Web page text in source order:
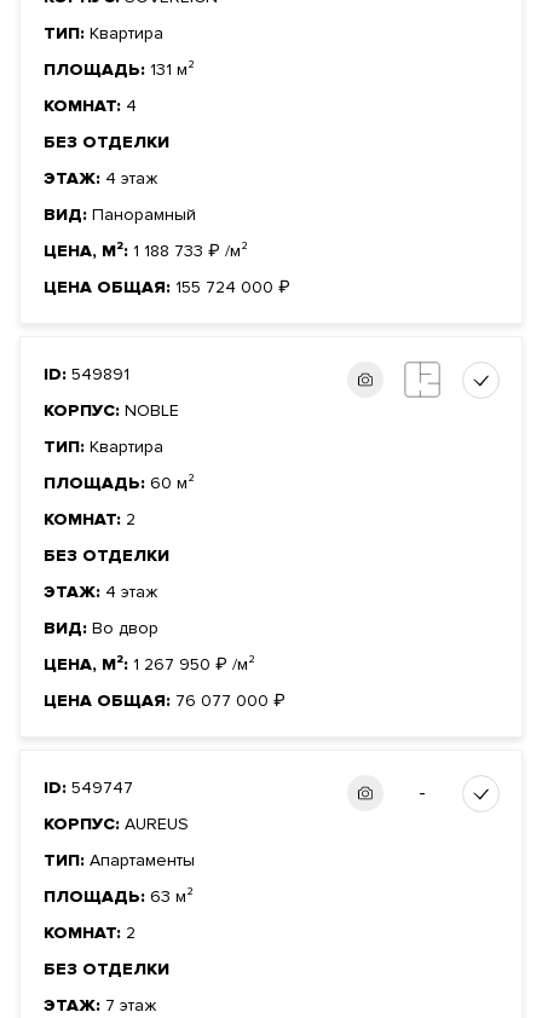
ТИП: Квартира
ПЛОЩАДЬ: 131 м²
КОМНАТ: 4
БЕЗ ОТДЕЛКИ
ЭТАЖ: 4 этаж
ВИД: Панорамный
ЦЕНА, М²: 1 188 733 ₽ /м²
ЦЕНА ОБЩАЯ: 155 724 000 ₽
ID: 549891
КОРПУС: NOBLE
ТИП: Квартира
ПЛОЩАДЬ: 60 м²
КОМНАТ: 2
БЕЗ ОТДЕЛКИ
ЭТАЖ: 4 этаж
ВИД: Во двор
ЦЕНА, М²: 1 267 950 ₽ /м²
ЦЕНА ОБЩАЯ: 76 077 000 ₽
ID: 549747
КОРПУС: AUREUS
ТИП: Апартаменты
ПЛОЩАДЬ: 63 м²
КОМНАТ: 2
БЕЗ ОТДЕЛКИ
ЭТАЖ: 7 этаж
-